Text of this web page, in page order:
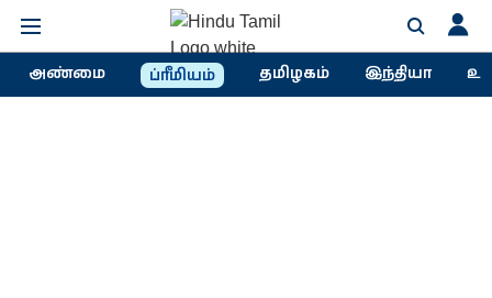
அண்மை ப்ரீமியம் தமிழகம் இந்தியா